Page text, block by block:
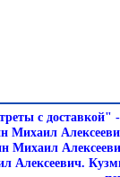
с доставкой"
Михаил
Михаил
Алексеевич.